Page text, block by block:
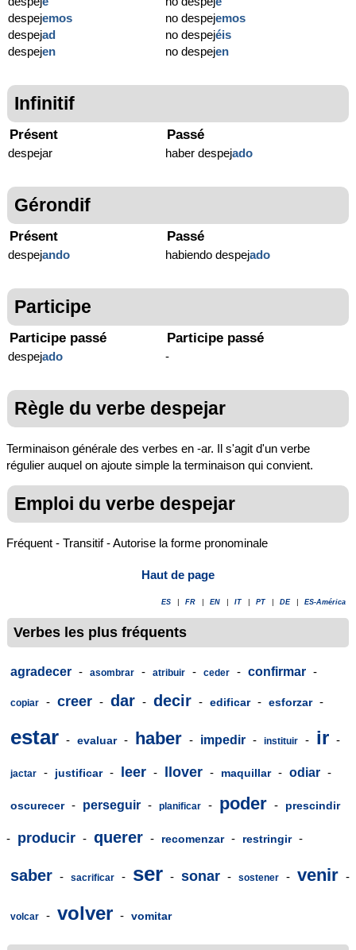
despejemos
despejad
despejen
no despejemos
no despejéis
no despejen
Infinitif
Présent
despejar
Passé
haber despejado
Gérondif
Présent
despejando
Passé
habiendo despejado
Participe
Participe passé
despejado
Participe passé
-
Règle du verbe despejar
Terminaison générale des verbes en -ar. Il s'agit d'un verbe
régulier auquel on ajoute simple la terminaison qui convient.
Emploi du verbe despejar
Fréquent - Transitif - Autorise la forme pronominale
Haut de page
ES FR EN IT PT DE ES-América
Verbes les plus fréquents
agradecer - asombrar - atribuir - ceder - confirmar -
copiar - creer - dar - decir - edificar - esforzar -
estar - evaluar - haber - impedir - instituir - ir -
jactar - justificar - leer - llover - maquillar - odiar -
oscurecer - perseguir - planificar - poder - prescindir
- producir - querer - recomenzar - restringir -
saber - sacrificar - ser - sonar - sostener - venir -
volcar - volver - vomitar